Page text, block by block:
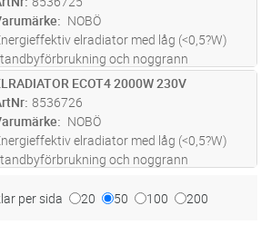
sig väl för installation i både äldr
NOBÖ
elradiator med låg (<0,5?W)
och noggrann
Denna radiator kan med
ingå i moderna värmesystem och
sig väl för installation i både äldr
Lägg i kundvagn
ECOT4 2000W 230V
8536726
NOBÖ
elradiator med låg (<0,5?W)
och noggrann
ingå i moderna värmesystem och
per sida 20 50 100 200